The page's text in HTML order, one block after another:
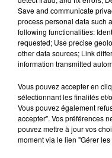
Save and communicate
process personal data such
following functionalities:
requested; Use precise
other data sources; Link
information transmitted
Vous pouvez accepter en
sélectionnant les finalités et/
Vous pouvez également
accepter". Vos préférences
pouvez mettre à jour vos
moment via le lien "Gérer